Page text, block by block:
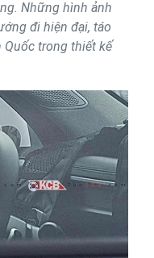
Những hình ảnh
đi hiện đại, táo
trong thiết kế